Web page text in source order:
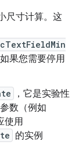
尺寸计算。这
果您需要停用
，它是实验性
数（例如
使用
的实例